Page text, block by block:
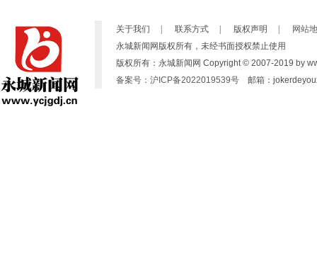
关于我们 联系方式 版权声明
网站
永城新闻网版权所有，未经书面授权禁止使用
版权所有：永城新闻网 Copyright © 2007-2019 by
备案号：沪ICP备2022019539号 邮箱：